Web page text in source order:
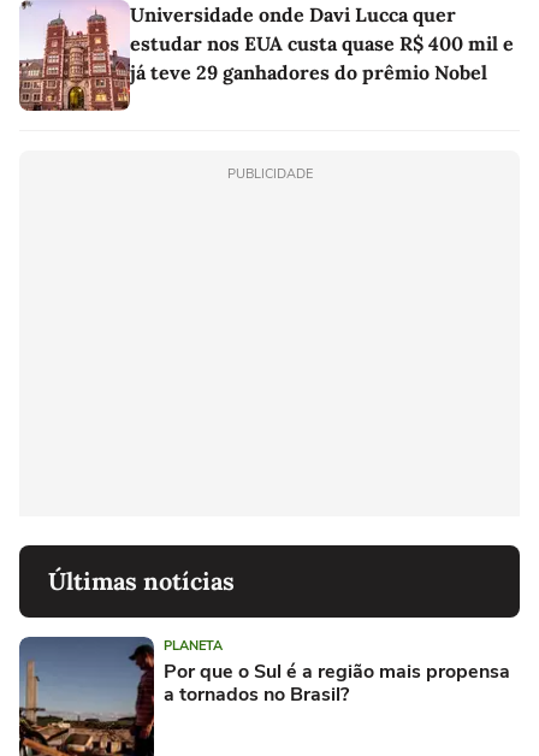
Universidade onde Davi Lucca quer
estudar nos EUA custa quase R$ 400 mil e
já teve 29 ganhadores do prêmio Nobel
PUBLICIDADE
Últimas notícias
PLANETA
Por que o Sul é a região mais propensa
a tornados no Brasil?